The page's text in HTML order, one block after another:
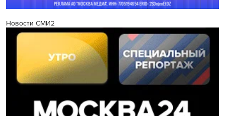
Новости СМИ2